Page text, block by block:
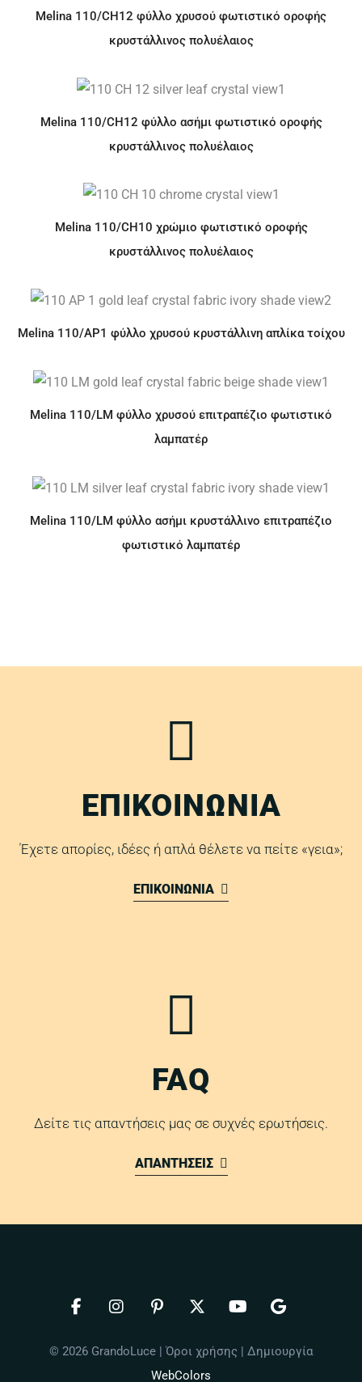
Melina 110/CH12 φύλλο χρυσού φωτιστικό οροφής
κρυστάλλινος πολυέλαιος
Melina 110/CH12 φύλλο ασήμι φωτιστικό οροφής
κρυστάλλινος πολυέλαιος
Melina 110/CH10 χρώμιο φωτιστικό οροφής
κρυστάλλινος πολυέλαιος
Melina 110/AP1 φύλλο χρυσού κρυστάλλινη απλίκα τοίχου
Melina 110/LM φύλλο χρυσού επιτραπέζιο φωτιστικό
λαμπατέρ
Melina 110/LM φύλλο ασήμι κρυστάλλινο επιτραπέζιο
φωτιστικό λαμπατέρ
ΕΠΙΚΟΙΝΩΝΙΑ
Έχετε απορίες, ιδέες ή απλά θέλετε να πείτε «γεια»;
ΕΠΙΚΟΙΝΩΝΙΑ
FAQ
Δείτε τις απαντήσεις μας σε συχνές ερωτήσεις.
ΑΠΑΝΤΗΣΕΙΣ
© 2026 GrandoLuce | Όροι χρήσης | Δημιουργία
WebColors